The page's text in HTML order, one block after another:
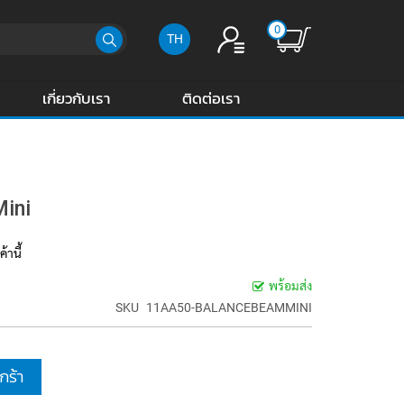
TH
0
เกี่ยวกับเรา ติดต่อเรา
านี้
พร้อมส่ง
SKU 11AA50-BALANCEBEAMMINI
ร้า